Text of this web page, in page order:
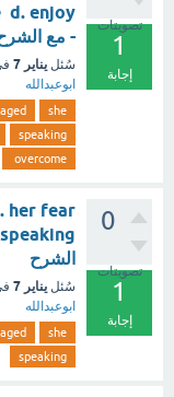
تصويتات
1
إجابة
- مع
سُئل يناير 7
ابوعبدالله
she
speaking
overcome
0
تصويتات
1
إجابة
her fear
الشرح
سُئل يناير 7
ابوعبدالله
she
speaking